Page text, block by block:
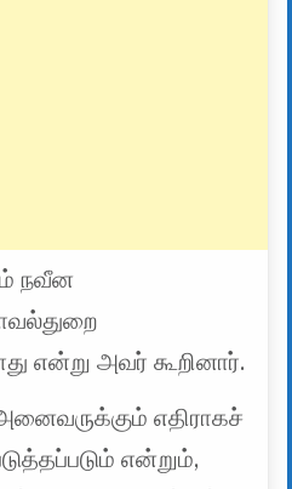
நவீன
என்று அவர் கூறினார்.
எதிராகச்
என்றும்,